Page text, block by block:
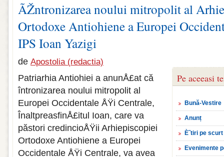
ÃŽntronizarea noului mitropolit al
Ortodoxe Antiohiene a Europei
IPS Ioan Yazigi
de Apostolia (redactia)
Pe aceeasi
Bună-Vestire
Anunț
È˜tiri pe scurt
Evenimente
Patriarhia Antiohiei a anunÅ£at că
întronizarea noului mitropolit al
Europei Occidentale ÅŸi Centrale,
ÎnaltpreasfinÅ£itul Ioan, care va
păstori credincioÅŸii Arhiepiscopiei
Ortodoxe Antiohiene a Europei
Occidentale ÅŸi Centrale, va avea